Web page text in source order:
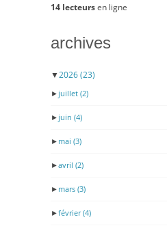
14 lecteursen ligne
archives
▼2026(23)
► juillet (2)
► juin (4)
► mai (3)
►avril (2)
► mars (3)
►février(4)